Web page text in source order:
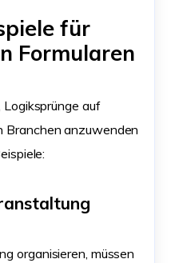
für
Formularen
auf
Branchen anzuwenden
organisieren, müssen